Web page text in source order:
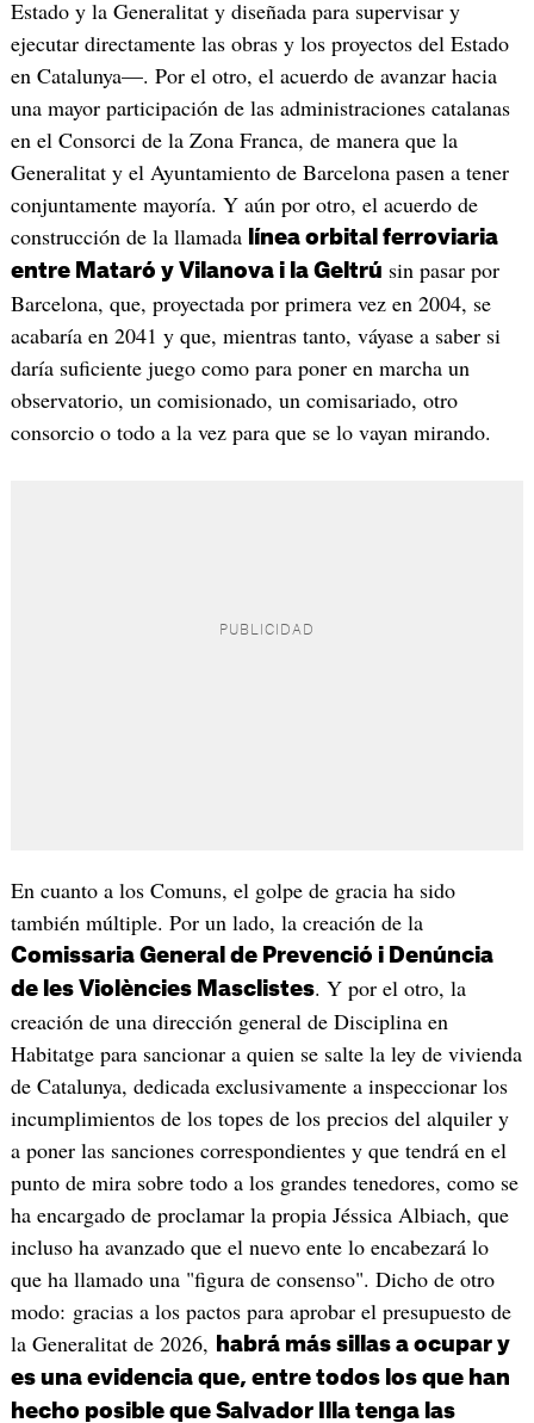
Estado y la Generalitat y diseñada para supervisar y
ejecutar directamente las obras y los proyectos del Estado
en Catalunya—. Por el otro, el acuerdo de avanzar hacia
una mayor participación de las administraciones catalanas
en el Consorci de la Zona Franca, de manera que la
Generalitat y el Ayuntamiento de Barcelona pasen a tener
conjuntamente mayoría. Y aún por otro, el acuerdo de
construcción de la llamada
línea orbital ferroviaria
entre Mataró y Vilanova i la Geltrú sin pasar por
Barcelona, que, proyectada por primera vez en 2004, se
acabaría en 2041 y que, mientras tanto, váyase a saber si
daría suficiente juego como para poner en marcha un
observatorio, un comisionado, un comisariado, otro
consorcio o todo a la vez para que se lo vayan mirando.
En cuanto a los Comuns, el golpe de gracia ha sido
también múltiple. Por un lado, la creación de la
Comissaria General de Prevenció i Denúncia
de les Violències Masclistes. Y por el otro, la
creación de una dirección general de Disciplina en
Habitatge para sancionar a quien se salte la ley de vivienda
de Catalunya, dedicada exclusivamente a inspeccionar los
incumplimientos de los topes de los precios del alquiler y
a poner las sanciones correspondientes y que tendrá en el
punto de mira sobre todo a los grandes tenedores, como se
ha encargado de proclamar la propia Jéssica Albiach, que
incluso ha avanzado que el nuevo ente lo encabezará lo
que ha llamado una "figura de consenso". Dicho de otro
modo: gracias a los pactos para aprobar el presupuesto de
la Generalitat de 2026,
habrá más sillas a ocupar y
es una evidencia que, entre todos los que han
hecho posible que Salvador Illa tenga las